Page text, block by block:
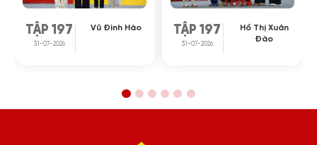
TẬP 197
31-07-2026
Vũ Đình Hào TẬP 197
31-07-2026
Hồ Thị Xuân
Đào